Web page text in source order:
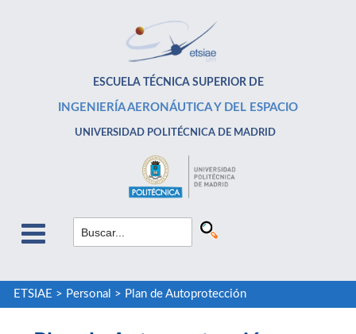
ESCUELA TÉCNICA SUPERIOR DE
INGENIERÍA AERONÁUTICA Y DEL ESPACIO
UNIVERSIDAD POLITÉCNICA DE MADRID
ETSIAE > Personal > Plan de Autoprotección